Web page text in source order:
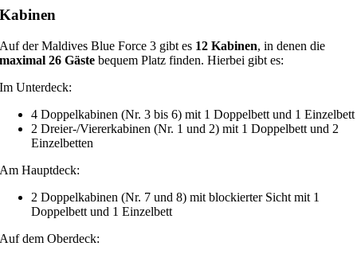
Kabinen
Auf der Maldives Blue Force 3 gibt es 12 Kabinen, in denen die
maximal 26 Gäste bequem Platz finden. Hierbei gibt es:
Im Unterdeck:
4 Doppelkabinen (Nr. 3 bis 6) mit 1 Doppelbett und 1 Einzelbett
2 Dreier-/Viererkabinen (Nr. 1 und 2) mit 1 Doppelbett und 2
Einzelbetten
Am Hauptdeck:
2 Doppelkabinen (Nr. 7 und 8) mit blockierter Sicht mit 1
Doppelbett und 1 Einzelbett
Auf dem Oberdeck: